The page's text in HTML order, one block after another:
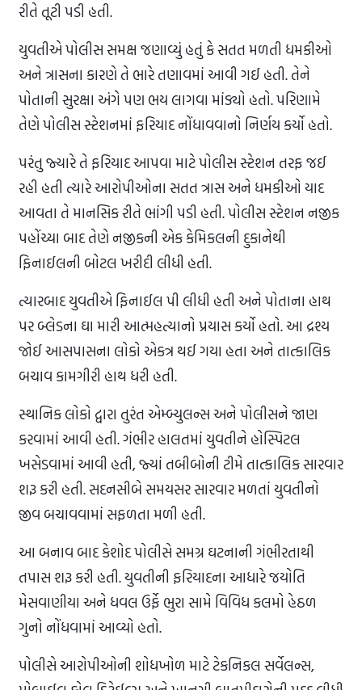
રીતે તૂટી પડી હતી.
યુવતીએ પોલીસ સમક્ષ જણાવ્યું હતું કે સતત મળતી ધમકીઓ
અને ત્રાસના કારણે તે ભારે તણાવમાં આવી ગઈ હતી. તેને
પોતાની સુરક્ષા અંગે પણ ભય લાગવા માંડ્યો હતો. પરિણામે
તેણે પોલીસ સ્ટેશનમાં ફરિયાદ નોંધાવવાનો નિર્ણય કર્યો હતો.
પરંતુ જ્યારે તે ફરિયાદ આપવા માટે પોલીસ સ્ટેશન તરફ જઈ
રહી હતી ત્યારે આરોપીઓના સતત ત્રાસ અને ધમકીઓ યાદ
આવતા તે માનસિક રીતે ભાંગી પડી હતી. પોલીસ સ્ટેશન નજીક
પહોંચ્યા બાદ તેણે નજીકની એક કેમિકલની દુકાનેથી
ફિનાઈલની બોટલ ખરીદી લીધી હતી.
ત્યારબાદ યુવતીએ ફિનાઈલ પી લીધી હતી અને પોતાના હાથ
પર બ્લેડના ઘા મારી આત્મહત્યાનો પ્રયાસ કર્યો હતો. આ દ્રશ્ય
જોઈ આસપાસના લોકો એકત્ર થઈ ગયા હતા અને તાત્કાલિક
બચાવ કામગીરી હાથ ધરી હતી.
સ્થાનિક લોકો દ્વારા તુરંત એમ્બ્યુલન્સ અને પોલીસને જાણ
કરવામાં આવી હતી. ગંભીર હાલતમાં યુવતીને હોસ્પિટલ
ખસેડવામાં આવી હતી, જ્યાં તબીબોની ટીમે તાત્કાલિક સારવાર
શરૂ કરી હતી. સદનસીબે સમયસર સારવાર મળતાં યુવતીનો
જીવ બચાવવામાં સફળતા મળી હતી.
આ બનાવ બાદ કેશોદ પોલીસે સમગ્ર ઘટનાની ગંભીરતાથી
તપાસ શરૂ કરી હતી. યુવતીની ફરિયાદના આધારે જયોતિ
મેસવાણીયા અને ધવલ ઉર્ફે ભુરા સામે વિવિધ કલમો હેઠળ
ગુનો નોંધવામાં આવ્યો હતો.
પોલીસે આરોપીઓની શોધખોળ માટે ટેકનિકલ સર્વેલન્સ,